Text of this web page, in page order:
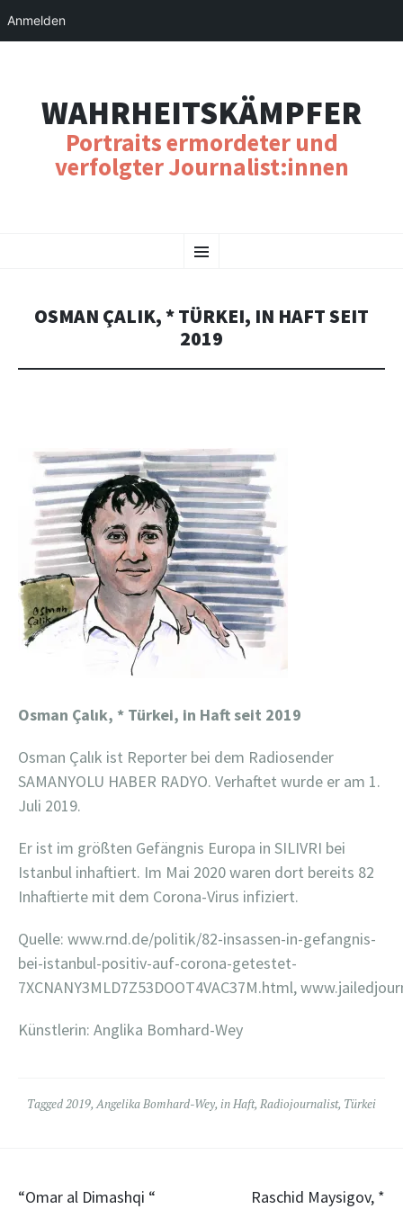
WAHRHEITSKÄMPFER
Portraits ermordeter und
verfolgter Journalist:innen
Menu
TO
OSMAN ÇALIK, * TÜRKEI, IN HAFT SEIT
2019
Osman Çalık, * Türkei, in Haft seit 2019
Osman Çalık ist Reporter bei dem Radiosender
SAMANYOLU HABER RADYO. Verhaftet wurde er am 1.
Juli 2019.
Er ist im größten Gefängnis Europa in SILIVRI bei
Istanbul inhaftiert. Im Mai 2020 waren dort bereits 82
Inhaftierte mit dem Corona-Virus infiziert.
Quelle: www.rnd.de/politik/82-insassen-in-gefangnis-
bei-istanbul-positiv-auf-corona-getestet-
7XCNANY3MLD7Z53DOOT4VAC37M.html,
Künstlerin: Anglika Bomhard-Wey
Tagged2019,Angelika Bomhard-Wey, in Haft, Radiojournalist, Türkei
Post
“Omar al Dimashqi “ Raschid Maysigov, *
Anmelden